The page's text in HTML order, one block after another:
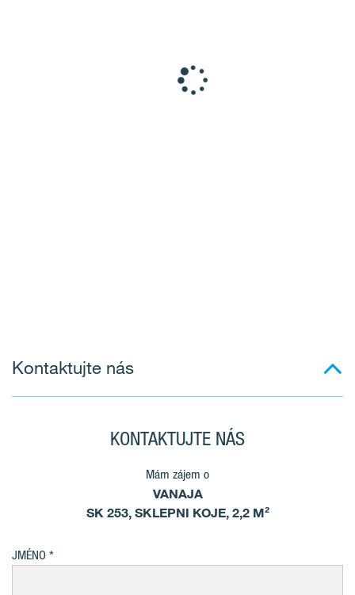
Kontaktujte nás
KONTAKTUJTE NÁS
Mám zájem o
VANAJA
SK 253, SKLEPNI KOJE, 2,2 M²
JMÉNO